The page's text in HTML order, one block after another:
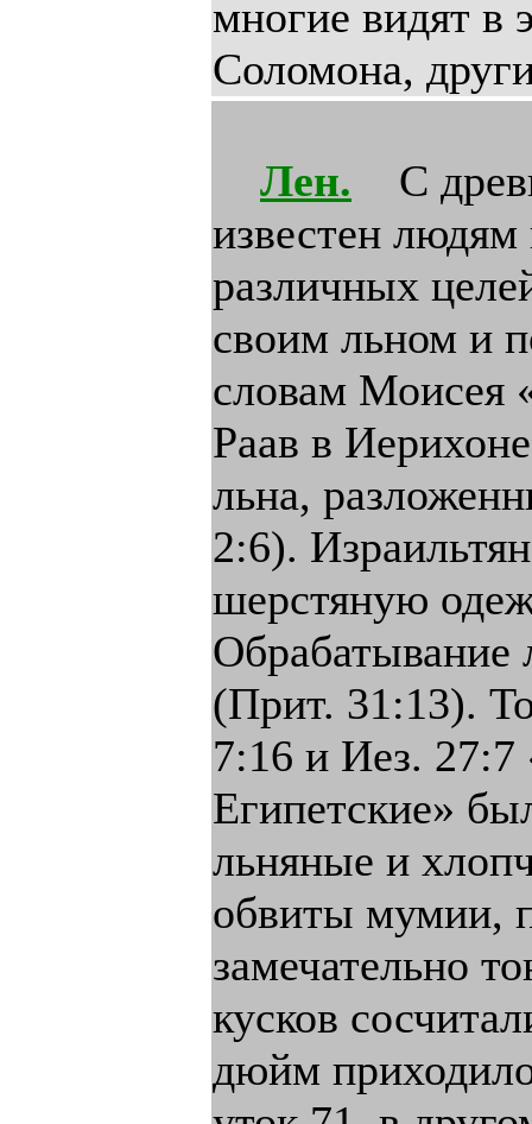
многие видят в
Соломона,
Лен. С
известен людям
различных
своим льном и
словам Моисея
Раав в
льна,
2:6).
шерстяную
(Прит. 31:13).
7:16 и Иез. 27:7
Египетские»
льняные и
обвиты мумии,
замечательно
кусков
дюйм